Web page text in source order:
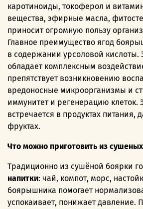
каротиноиды, токоферол и
вещества, эфирные масла,
приносит огромную пользу
Главное преимущество ягод
в содержании урсоловой кислоты.
обладает комплексным
препятствует возникновению
вредоносные микроорганизмы и
иммунитет и регенерацию клеток.
встречается в продуктах питания,
фруктах.
Что можно приготовить из
Традиционно из сушёной боярки
напитки: чай, компот, морс,
боярышника помогает
успокаивает, понижает давление.